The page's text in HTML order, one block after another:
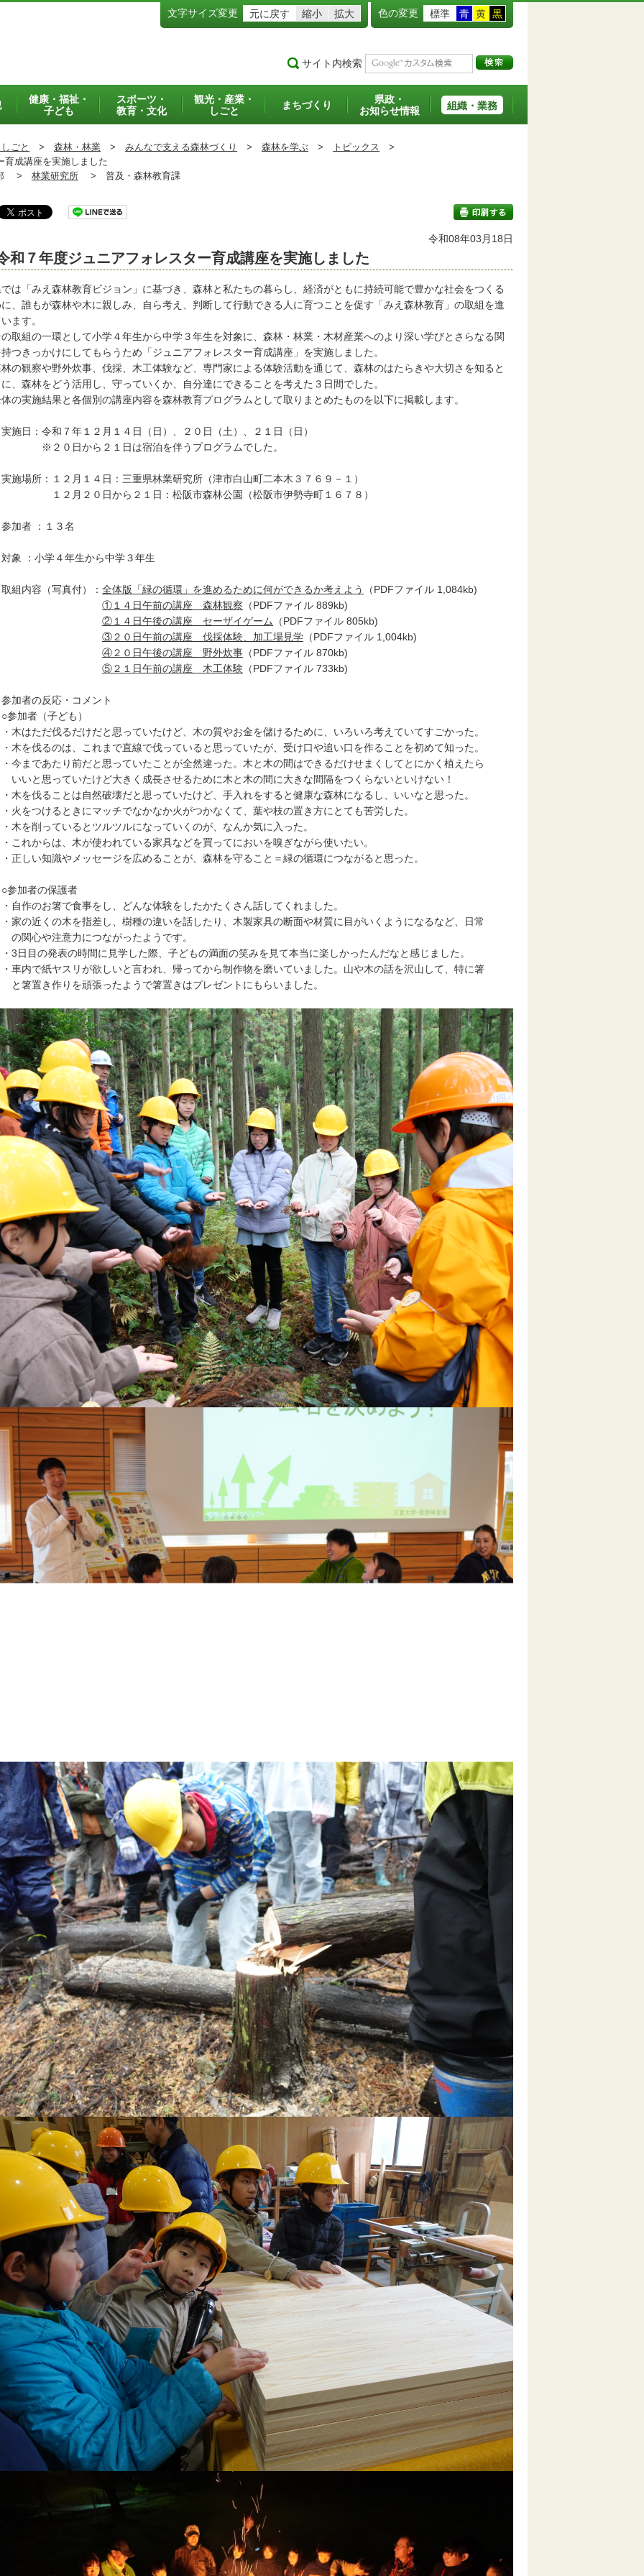
文字サイズ変更 元に戻す 縮小 拡大 色の変更 標準 青 黄 黒
サイト内検索
健康・福祉・
子ども
スポーツ・
教育・文化
観光・産業・
しごと
まちづくり
県政・
お知らせ情報
組織・業務
ごと > 森林・林業 > みんなで支える森林づくり > 森林を学ぶ > トピックス >
成講座を実施しました
>
林業研究所 > 普及・森林教育課
印刷する
令和08年03月18日
和７年度ジュニアフォレスター育成講座を実施しました
「みえ森林教育ビジョン」に基づき、森林と私たちの暮らし、経済がともに持続可能で豊かな社会をつくる
、誰もが森林や木に親しみ、自ら考え、判断して行動できる人に育つことを促す「みえ森林教育」の取組を進
ます。
組の一環として小学４年生から中学３年生を対象に、森林・林業・木材産業へのより深い学びとさらなる関
つきっかけにしてもらうため「ジュニアフォレスター育成講座」を実施しました。
観察や野外炊事、伐採、木工体験など、専門家による体験活動を通じて、森林のはたらきや大切さを知ると
、森林をどう活用し、守っていくか、自分達にできることを考えた３日間でした。
実施結果と各個別の講座内容を森林教育プログラムとして取りまとめたものを以下に掲載します。
施日：令和７年１２月１４日（日）、２０日（土）、２１日（日）
日から２１日は宿泊を伴うプログラムでした。
施場所：１２月１４日：三重県林業研究所（津市白山町二本木３７６９－１）
月２０日から２１日：松阪市森林公園（松阪市伊勢寺町１６７８）
加者 ：１３名
象 ：小学４年生から中学３年生
組内容（写真付）： 全体版「緑の循環」を進めるために何ができるか考えよう
（PDFファイル 1,084kb)
①１４日午前の講座 森林観察 （PDFファイル 889kb)
②１４日午後の講座 セーザイゲーム
（PDFファイル 805kb)
③２０日午前の講座 伐採体験、加工場見学 （PDFファイル 1,004kb)
④２０日午後の講座 野外炊事 （PDFファイル 870kb)
⑤２１日午前の講座 木工体験 （PDFファイル 733kb)
加者の反応・コメント
者（子ども）
ただ伐るだけだと思っていたけど、木の質やお金を儲けるために、いろいろ考えていてすごかった。
伐るのは、これまで直線で伐っていると思っていたが、受け口や追い口を作ることを初めて知った。
まであたり前だと思っていたことが全然違った。木と木の間はできるだけせまくしてとにかく植えたら
と思っていたけど大きく成長させるために木と木の間に大きな間隔をつくらないといけない！
伐ることは自然破壊だと思っていたけど、手入れをすると健康な森林になるし、いいなと思った。
をつけるときにマッチでなかなか火がつかなくて、葉や枝の置き方にとても苦労した。
を削っているとツルツルになっていくのが、なんか気に入った。
れからは、木が使われている家具などを買ってにおいを嗅ぎながら使いたい。
しい知識やメッセージを広めることが、森林を守ること＝緑の循環につながると思った。
者の保護者
作のお箸で食事をし、どんな体験をしたかたくさん話してくれました。
の近くの木を指差し、樹種の違いを話したり、木製家具の断面や材質に目がいくようになるなど、日常
心や注意力につながったようです。
目の発表の時間に見学した際、子どもの満面の笑みを見て本当に楽しかったんだなと感じました。
内で紙ヤスリが欲しいと言われ、帰ってから制作物を磨いていました。山や木の話を沢山して、特に箸
置き作りを頑張ったようで箸置きはプレゼントにもらいました。